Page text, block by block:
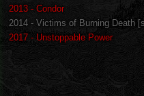
2013 - Condor
2014 - Victims of Burning Death
2017 - Unstoppable Power